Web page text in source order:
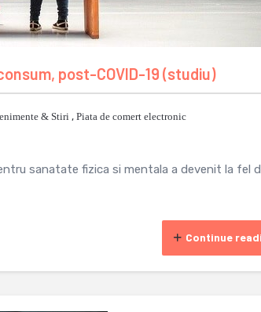
post-COVID-19 (studiu)
& Stiri , Piata de comert electronic
sanatate fizica si mentala a devenit la fel
Continue